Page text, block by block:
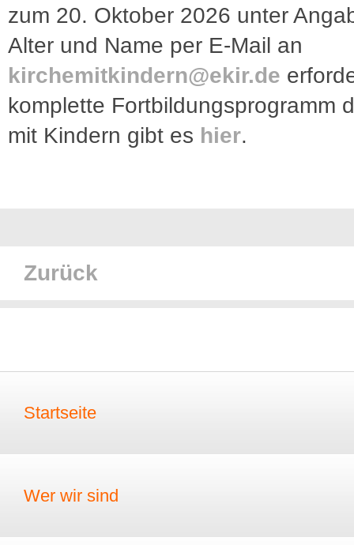
zum 20. Oktober 2026 unter
Alter und Name per E-Mail an
kirchemitkindern@ekir.de
komplette Fortbildungsprogramm
mit Kindern gibt es hier.
Zurück
Startseite
Wer wir sind